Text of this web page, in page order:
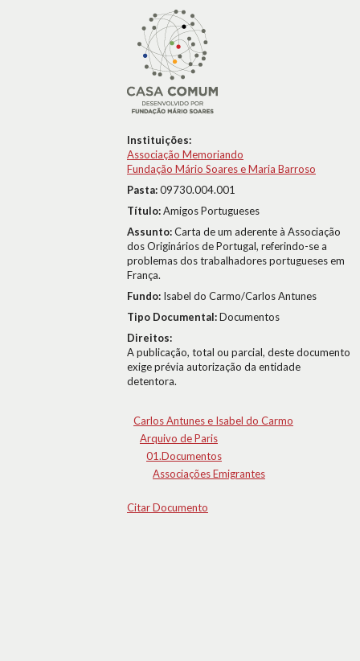
Instituições:
Associação Memoriando
Fundação Mário Soares e Maria Barroso
Pasta:09730.004.001
Título:Amigos Portugueses
Assunto:Carta de um aderente à Associação
dos Originários de Portugal, referindo-se a
problemas dos trabalhadores portugueses em
França.
Fundo: Isabel do Carmo/Carlos Antunes
Tipo Documental:Documentos
Direitos:
A publicação, total ou parcial, deste documento
exige prévia autorização da entidade
detentora.
Carlos Antunes e Isabel do Carmo
Arquivo de Paris
01.Documentos
Associações Emigrantes
Citar Documento